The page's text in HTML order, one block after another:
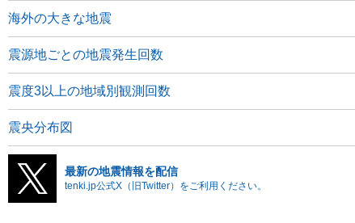
海外の大きな地震
震源地ごとの地震発生回数
震度3以上の地域別観測回数
震央分布図
最新の地震情報を配信
tenki.jp公式X（旧Twitter）をご利用ください。